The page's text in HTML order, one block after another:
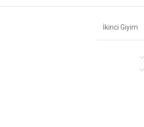
İkinci Giyim